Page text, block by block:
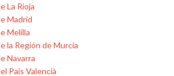
La Rioja
Madrid
Melilla
la Región de Murcia
Navarra
País Valencià